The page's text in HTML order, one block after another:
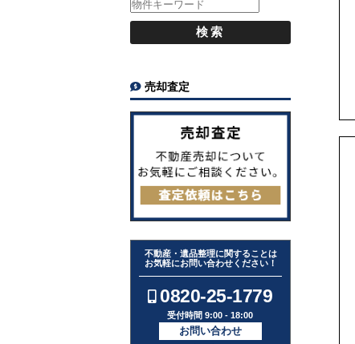
売却査定
不動産・遺品整理に関することは
お気軽にお問い合わせください！
0820-25-1779
受付時間 9:00 - 18:00
お問い合わせ